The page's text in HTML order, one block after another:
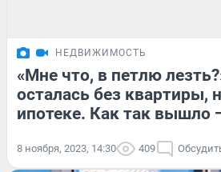
НЕДВИЖИМОСТЬ
«Мне что, в петлю
осталась без квартиры,
ипотеке. Как так вышло
8 ноября, 2023, 14:30 409